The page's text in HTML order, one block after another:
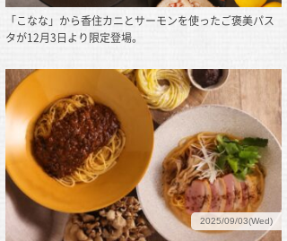
「こなな」から香住カニとサーモンを使ったご褒美パス
タが12月3日より限定登場。
2025/09/03(Wed)